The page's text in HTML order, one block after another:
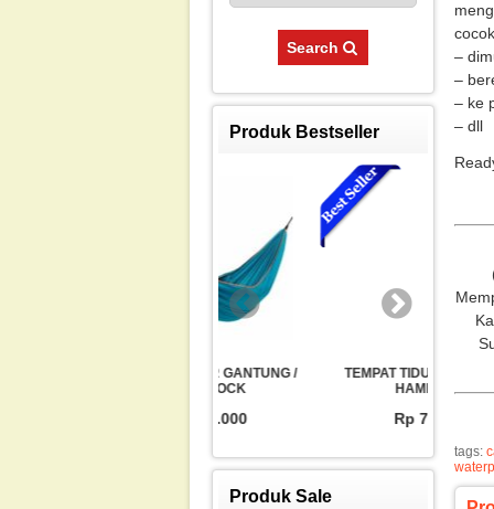
–
–
– ke
– dll
tags:
Search
Produk Bestseller
TEMPAT TIDUR GANTUNG /
Produk Sale